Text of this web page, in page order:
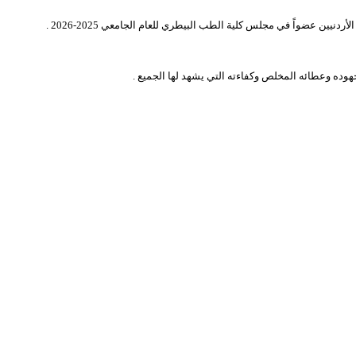
عضواً في مجلس كلية الطب البيطري للعام الجامعي 2025-2026 .
وعطائه المخلص وكفاءته التي يشهد لها الجميع .